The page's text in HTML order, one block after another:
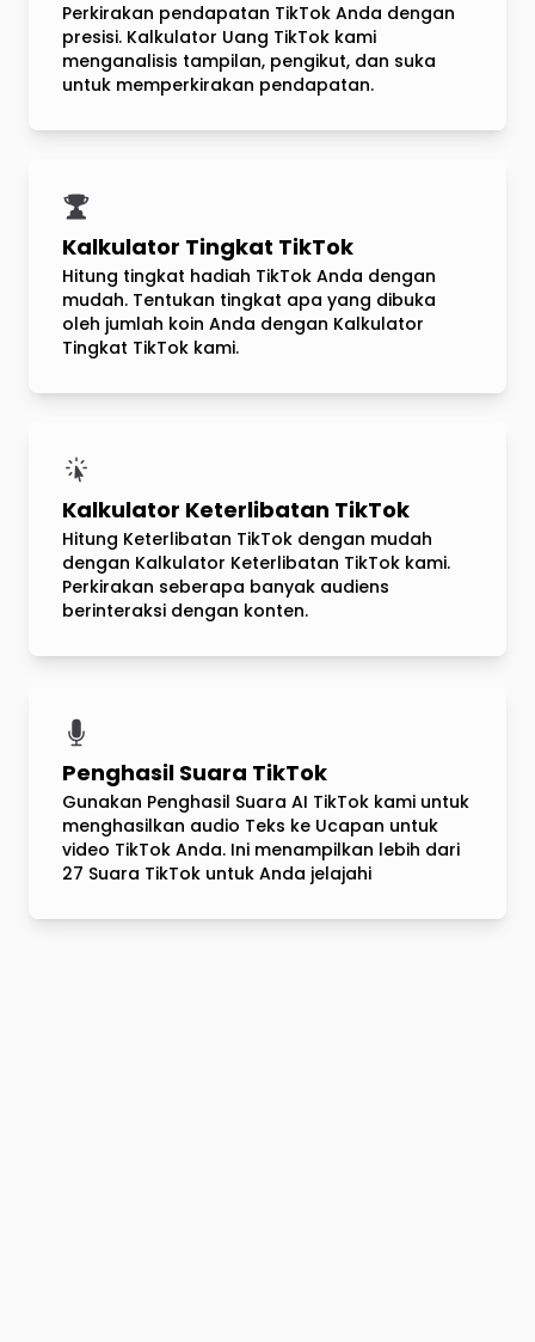
Perkirakan pendapatan TikTok Anda dengan
presisi. Kalkulator Uang TikTok kami
menganalisis tampilan, pengikut, dan suka
untuk memperkirakan pendapatan.
Kalkulator Tingkat TikTok
Hitung tingkat hadiah TikTok Anda dengan
mudah. Tentukan tingkat apa yang dibuka
oleh jumlah koin Anda dengan Kalkulator
Tingkat TikTok kami.
Kalkulator Keterlibatan TikTok
Hitung Keterlibatan TikTok dengan mudah
dengan Kalkulator Keterlibatan TikTok kami.
Perkirakan seberapa banyak audiens
berinteraksi dengan konten.
Penghasil Suara TikTok
Gunakan Penghasil Suara AI TikTok kami untuk
menghasilkan audio Teks ke Ucapan untuk
video TikTok Anda. Ini menampilkan lebih dari
27 Suara TikTok untuk Anda jelajahi